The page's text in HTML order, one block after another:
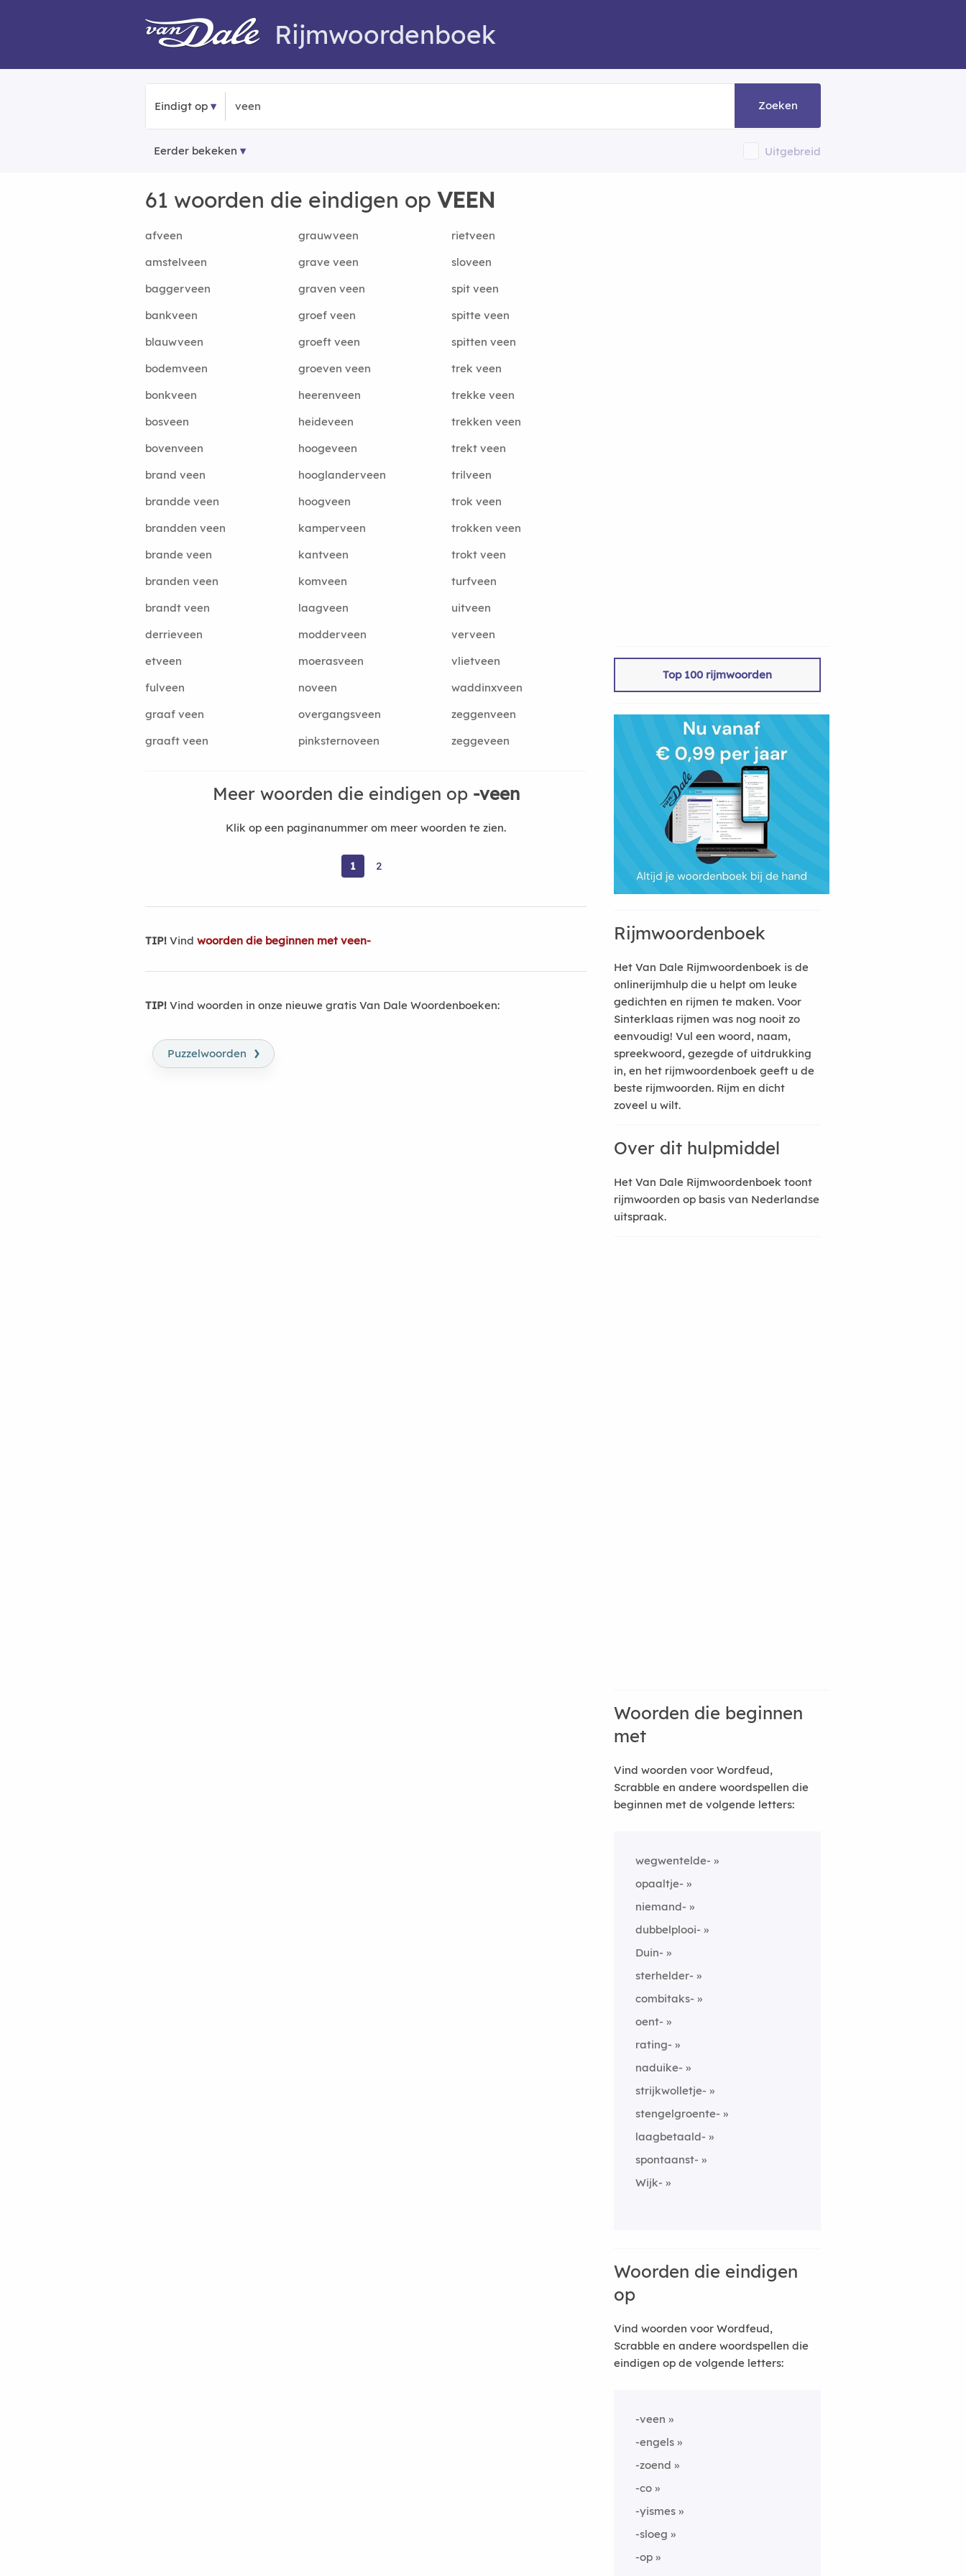
Rijmwoordenboek
Eindigt op Zoeken
Eerder bekeken Uitgebreid
61 woorden die eindigen op VEEN
afveen grauwveen
rietveen
amstelveen
grave veen
sloveen
baggerveen
graven veen
spit veen
bankveen
groef veen
spitte veen
blauwveen
groeft veen
spitten veen
bodemveen
groeven veen
trek veen
bonkveen
heerenveen
trekke veen
bosveen
heideveen
trekken veen
bovenveen
hoogeveen
trekt veen
brand veen
hooglanderveen
trilveen
brandde veen
hoogveen
trok veen
brandden veen
kamperveen
trokken veen
brande veen
kantveen
trokt veen
branden veen
komveen
turfveen
brandt veen
laagveen
uitveen
derrieveen
modderveen
verveen
etveen
moerasveen
vlietveen
fulveen
noveen
waddinxveen
graaf veen
overgangsveen
zeggenveen
graaft veen
pinksternoveen zeggeveen
Meer woorden die eindigen op -veen
Klik op een paginanummer om meer woorden te zien.
1 2
TIP! Vind woorden die beginnen met veen-
TIP! Vind woorden in onze nieuwe gratis Van Dale Woordenboeken:
Puzzelwoorden ›
Top 100 rijmwoorden
Rijmwoordenboek
Het Van Dale Rijmwoordenboek is de
onlinerijmhulp die u helpt om leuke
gedichten en rijmen te maken. Voor
Sinterklaas rijmen was nog nooit zo
eenvoudig! Vul een woord, naam,
spreekwoord, gezegde of uitdrukking
in, en het rijmwoordenboek geeft u de
beste rijmwoorden. Rijm en dicht
zoveel u wilt.
Over dit hulpmiddel
Het Van Dale Rijmwoordenboek toont
rijmwoorden op basis van Nederlandse
uitspraak.
Woorden die beginnen
met
Vind woorden voor Wordfeud,
Scrabble en andere woordspellen die
beginnen met de volgende letters:
wegwentelde-
opaaltje-
niemand-
dubbelplooi-
Duin-
sterhelder-
combitaks-
oent-
rating-
naduike-
strijkwolletje-
stengelgroente-
laagbetaald-
spontaanst-
Wijk-
Woorden die eindigen
op
Vind woorden voor Wordfeud,
Scrabble en andere woordspellen die
eindigen op de volgende letters:
-veen
-engels
-zoend
-co
-yismes
-sloeg
-op